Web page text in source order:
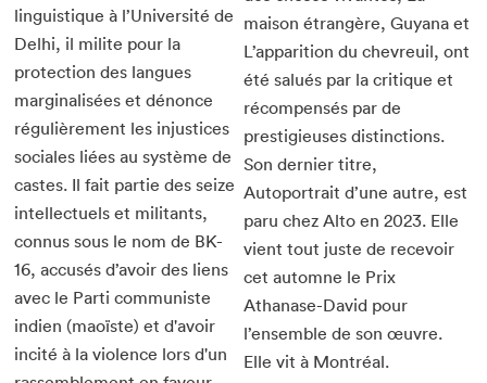
linguistique à l’Université de
Delhi, il milite pour la
protection des langues
marginalisées et dénonce
régulièrement les injustices
sociales liées au système de
castes. Il fait partie des seize
intellectuels et militants,
connus sous le nom de BK-
16, accusés d’avoir des liens
avec le Parti communiste
indien (maoïste) et d'avoir
incité à la violence lors d'un
maison étrangère, Guyana et
L’apparition du chevreuil, ont
été salués par la critique et
récompensés par de
prestigieuses distinctions.
Son dernier titre,
Autoportrait d’une autre, est
paru chez Alto en 2023. Elle
vient tout juste de recevoir
cet automne le Prix
Athanase-David pour
l’ensemble de son œuvre.
Elle vit à Montréal.